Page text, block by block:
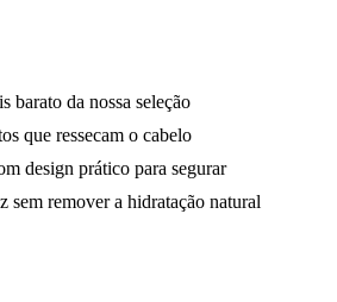
barato da nossa seleção
que ressecam o cabelo
design prático para segurar
sem remover a hidratação natural